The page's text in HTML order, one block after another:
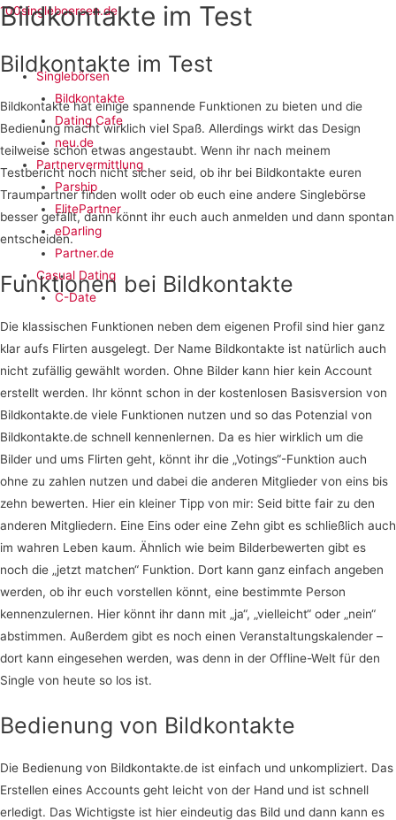
100singleboersen.de
Singlebörsen
Bildkontakte
Dating Cafe
neu.de
Partnervermittlung
Parship
ElitePartner
eDarling
Partner.de
Casual Dating
C-Date
Bildkontakte im Test
Bildkontakte im Test
Bildkontakte hat einige spannende Funktionen zu bieten und die
Bedienung macht wirklich viel Spaß. Allerdings wirkt das Design
teilweise schon etwas angestaubt. Wenn ihr nach meinem
Testbericht noch nicht sicher seid, ob ihr bei Bildkontakte euren
Traumpartner finden wollt oder ob euch eine andere Singlebörse
besser gefällt, dann könnt ihr euch auch anmelden und dann spontan
entscheiden.
Funktionen bei Bildkontakte
Die klassischen Funktionen neben dem eigenen Profil sind hier ganz
klar aufs Flirten ausgelegt. Der Name Bildkontakte ist natürlich auch
nicht zufällig gewählt worden. Ohne Bilder kann hier kein Account
erstellt werden. Ihr könnt schon in der kostenlosen Basisversion von
Bildkontakte.de viele Funktionen nutzen und so das Potenzial von
Bildkontakte.de schnell kennenlernen. Da es hier wirklich um die
Bilder und ums Flirten geht, könnt ihr die „Votings“-Funktion auch
ohne zu zahlen nutzen und dabei die anderen Mitglieder von eins bis
zehn bewerten. Hier ein kleiner Tipp von mir: Seid bitte fair zu den
anderen Mitgliedern. Eine Eins oder eine Zehn gibt es schließlich auch
im wahren Leben kaum. Ähnlich wie beim Bilderbewerten gibt es
noch die „jetzt matchen“ Funktion. Dort kann ganz einfach angeben
werden, ob ihr euch vorstellen könnt, eine bestimmte Person
kennenzulernen. Hier könnt ihr dann mit „ja“, „vielleicht“ oder „nein“
abstimmen. Außerdem gibt es noch einen Veranstaltungskalender –
dort kann eingesehen werden, was denn in der Offline-Welt für den
Single von heute so los ist.
Bedienung von Bildkontakte
Die Bedienung von Bildkontakte.de ist einfach und unkompliziert. Das
Erstellen eines Accounts geht leicht von der Hand und ist schnell
erledigt. Das Wichtigste ist hier eindeutig das Bild und dann kann es